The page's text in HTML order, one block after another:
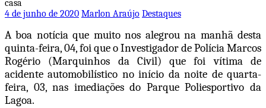
4 de junho de 2020 Marlon Araújo Destaques
A boa notícia que muito nos alegrou na manhã desta
quinta-feira, 04, foi que o Investigador de Polícia Marcos
Rogério (Marquinhos da Civil) que foi vítima de
acidente automobilístico no início da noite de quarta-
feira, 03, nas imediações do Parque Poliesportivo da
Lagoa.